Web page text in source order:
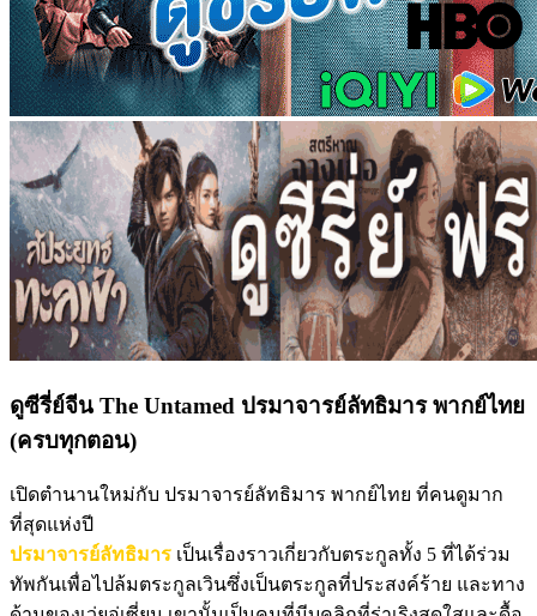
ดูซีรี่ย์จีน The Untamed ปรมาจารย์ลัทธิมาร พากย์ไทย
(ครบทุกตอน)
เปิดตำนานใหม่กับ ปรมาจารย์ลัทธิมาร พากย์ไทย ที่คนดูมาก
ที่สุดแห่งปี
ปรมาจารย์ลัทธิมาร เป็นเรื่องราวเกี่ยวกับตระกูลทั้ง 5 ที่ได้ร่วม
ทัพกันเพื่อไปล้มตระกูลเวินซึ่งเป็นตระกูลที่ประสงค์ร้าย และทาง